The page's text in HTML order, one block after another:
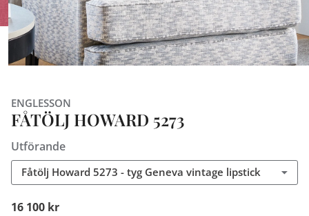
ENGLESSON
FÅTÖLJ HOWARD 5273
Utförande
Fåtölj Howard 5273 - tyg Geneva vintage lipstick
16 100 kr